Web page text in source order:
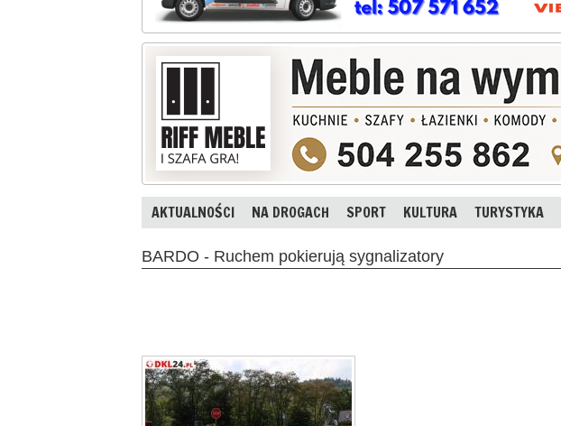
AKTUALNOŚCI NA DROGACH SPORT KULTURA TURYSTYKA
BARDO - Ruchem pokierują sygnalizatory